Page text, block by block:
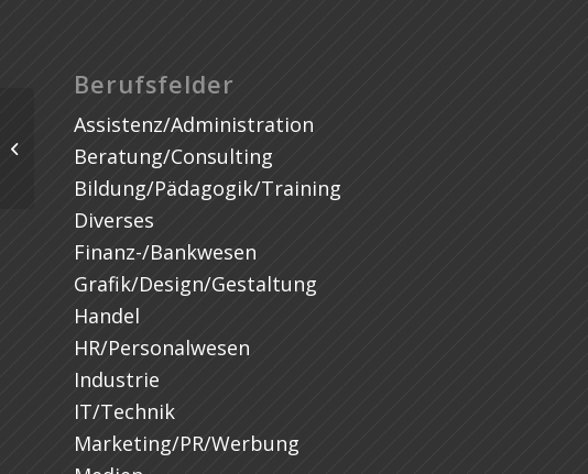
Berufsfelder
Assistenz/Administration
Beratung/Consulting
Bildung/Pädagogik/Training
Diverses
Finanz-/Bankwesen
Grafik/Design/Gestaltung
Handel
HR/Personalwesen
Industrie
IT/Technik
Marketing/PR/Werbung